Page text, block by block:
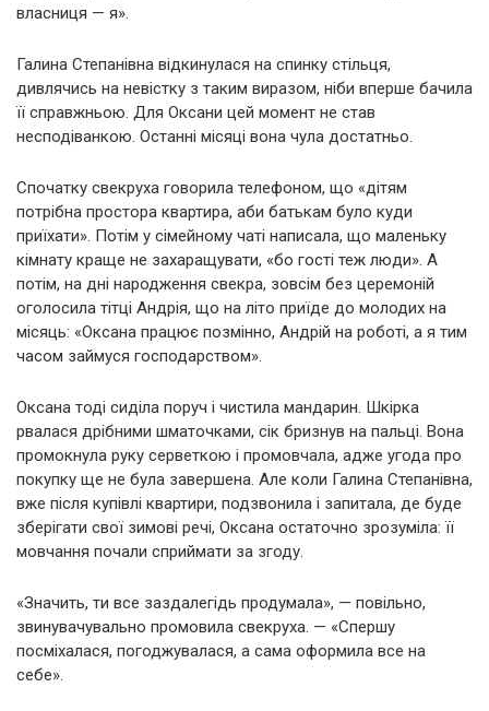
власниця — я».
Галина Степанівна відкинулася на спинку стільця,
дивлячись на невістку з таким виразом, ніби вперше бачила
її справжньою. Для Оксани цей момент не став
несподіванкою. Останні місяці вона чула достатньо.
Спочатку свекруха говорила телефоном, що «дітям
потрібна простора квартира, аби батькам було куди
приїхати». Потім у сімейному чаті написала, що маленьку
кімнату краще не захаращувати, «бо гості теж люди». А
потім, на дні народження свекра, зовсім без церемоній
оголосила тітці Андрія, що на літо приїде до молодих на
місяць: «Оксана працює позмінно, Андрій на роботі, а я тим
часом займуся господарством».
Оксана тоді сиділа поруч і чистила мандарин. Шкірка
рвалася дрібними шматочками, сік бризнув на пальці. Вона
промокнула руку серветкою і промовчала, адже угода про
покупку ще не була завершена. Але коли Галина Степанівна,
вже після купівлі квартири, подзвонила і запитала, де буде
зберігати свої зимові речі, Оксана остаточно зрозуміла: її
мовчання почали сприймати за згоду.
«Значить, ти все заздалегідь продумала», — повільно,
звинувачувально промовила свекруха. — «Спершу
посміхалася, погоджувалася, а сама оформила все на
себе».